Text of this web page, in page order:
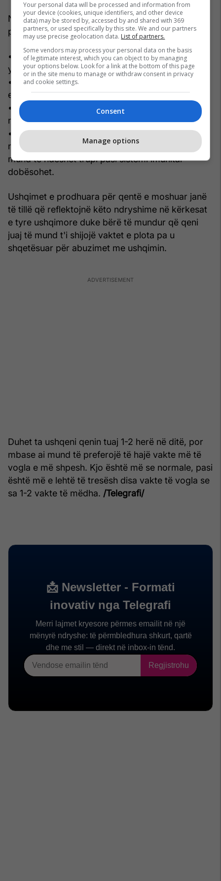
Një dietë e mirë për qentë e moshuar duhet të
përmbajë:
• Proteina të koncentruara, cilësore, pak të
yndyrshme
• Karbohidrate lehtësisht të tretshme për sigurim
energjie
• Mineralet kryesore për të mbështetur plakjen e
nyjeve
• Vitamina, të cilat së bashku me proteinat
ndihmojnë në luftimin e infeksioneve me të cilat
mund të ndeshet trupi pasi sistemi imunitar
dobësohet.
Ushqimet e prodhuara për qentë e moshuar janë
të tillë që reflektojnë këto ndryshime në kërkesat
e tyre ushqimore duke bërë të mundur që qeni
juaj të mund t'i shijojë vaktet e plota pa u
shqetësuar për abuzimet me ushqimin.
Duhet ta ushqeni qenin tuaj 1-2 herë në ditë, por
mbase ai mund të preferojë të hajë vakte më të
vogla e më shpesh. Kjo është më se normale, pasi
është më e lehtë të tresësh disa vakte të vogla se
sa 1-2 vakte të mëdha. /Telegrafi/
Your personal data will be processed and information from
your device (cookies, unique identifiers, and other device
data) may be stored by, accessed by and shared with 369
partners, or used specifically by this site. We and our partners
may use precise geolocation data. List of partners.
Some vendors may process your personal data on the basis
of legitimate interest, which you can object to by managing
your options below. Look for a link at the bottom of this page
or in the site menu to manage or withdraw consent in privacy
and cookie settings.
Consent
Manage options